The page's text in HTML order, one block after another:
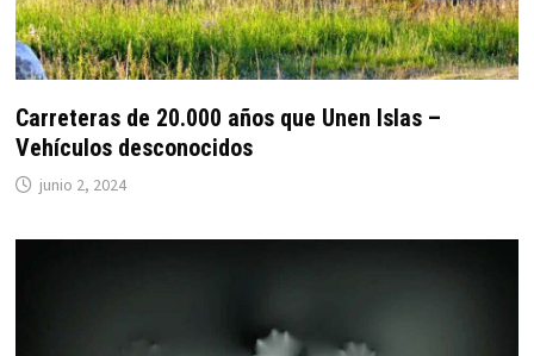
Carreteras de 20.000 años que Unen Islas –
Vehículos desconocidos
junio 2, 2024